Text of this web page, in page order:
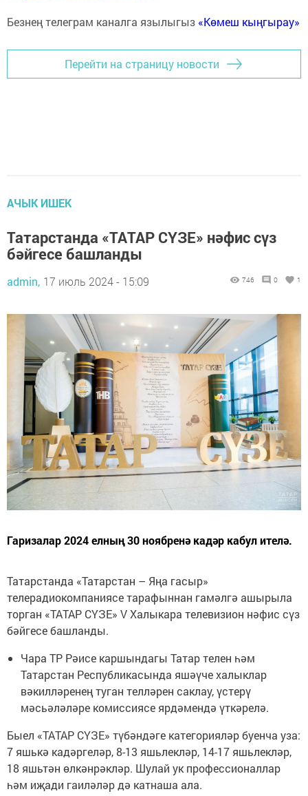
Безнең телеграм каналга язылыгыз «Көмеш кыңгырау»
Перейти на страницу новости
АЧЫК ИШЕК
Татарстанда «ТАТАР СҮЗЕ» нәфис сүз
бәйгесе башланды
admin, 17 июль 2024 - 15:09 746 0 1
Гаризалар 2024 елның 30 ноябренә кадәр кабул ителә.
Татарстанда «Татарстан – Яңа гасыр»
телерадиокомпаниясе тарафыннан гамәлгә ашырыла
торган «ТАТАР СҮЗЕ» V Халыкара телевизион нәфис сүз
бәйгесе башланды.
Чара ТР Рәисе каршындагы Татар телен һәм
Татарстан Республикасында яшәүче халыклар
вәкилләренең туган телләрен саклау, үстерү
мәсьәләләре комиссиясе ярдәмендә үткәрелә.
Быел «ТАТАР СҮЗЕ» түбәндәге категорияләр буенча уза:
7 яшькә кадәргеләр, 8-13 яшьлекләр, 14-17 яшьлекләр,
18 яшьтән өлкәнрәкләр. Шулай ук профессионаллар
һәм иҗади гаиләләр дә катнаша ала.